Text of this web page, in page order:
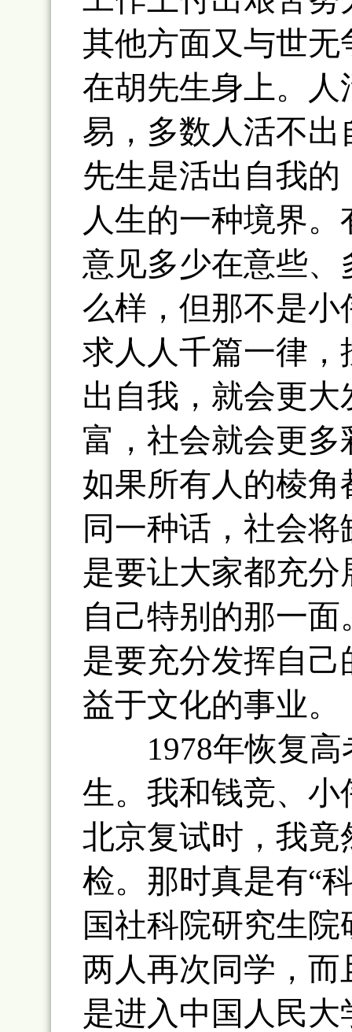
其他方面又与世
在胡先生身上。
易，多数人活不
先生是活出自我
人生的一种境界
意见多少在意些
么样，但那不是
求人人千篇一律
出自我，就会更
富，社会就会更
如果所有人的棱
同一种话，社会
是要让大家都充
自己特别的那一
是要充分发挥自
益于文化的事业。
1978年恢复高
生。我和钱竞、
北京复试时，我
检。那时真是有“
国社科院研究生
两人再次同学，
是进入中国人民